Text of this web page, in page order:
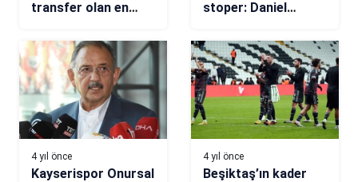
transfer olan en
stoper: Daniel
4 yıl önce
Kayserispor Onursal
4 yıl önce
Beşiktaş’ın kader